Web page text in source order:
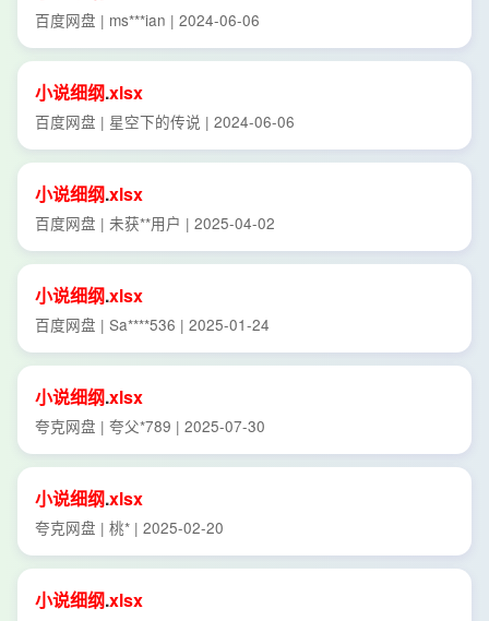
百度网盘 | ms***ian | 2024-06-06
小说细纲.xlsx
百度网盘 | 星空下的传说 | 2024-06-06
小说细纲.xlsx
百度网盘 | 未获**用户 | 2025-04-02
小说细纲.xlsx
百度网盘 | Sa****536 | 2025-01-24
小说细纲.xlsx
夸克网盘 | 夸父*789 | 2025-07-30
小说细纲.xlsx
夸克网盘 | 桃* | 2025-02-20
小说细纲.xlsx